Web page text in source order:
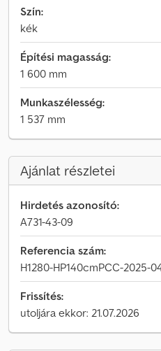
Szín:
kék
Építési magasság:
1 600 mm
Munkaszélesség:
1 537 mm
Ajánlat részletei
Hirdetés azonosító:
A731-43-09
Referencia szám:
H1280-HP140cmPCC-2025-
Frissítés:
utoljára ekkor: 21.07.2026